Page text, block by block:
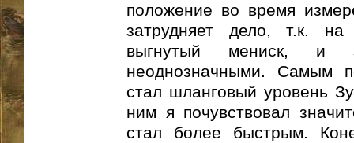
положение во время
затрудняет дело, т.к.
выгнутый мениск, и
неоднозначными. Самым
стал шланговый уровень
ним я почувствовал
стал более быстрым.